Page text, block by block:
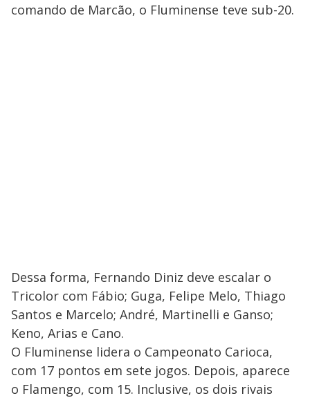
comando de Marcão, o Fluminense teve sub-20.
Dessa forma, Fernando Diniz deve escalar o
Tricolor com Fábio; Guga, Felipe Melo, Thiago
Santos e Marcelo; André, Martinelli e Ganso;
Keno, Arias e Cano.
O Fluminense lidera o Campeonato Carioca,
com 17 pontos em sete jogos. Depois, aparece
o Flamengo, com 15. Inclusive, os dois rivais